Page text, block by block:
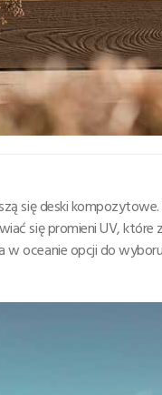
się deski
się promieni UV,
w oceanie opcji do